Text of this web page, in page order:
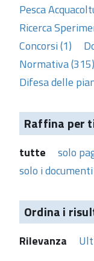
Pesca
Ricerca
Concorsi (1)
Normativa (315)
Difesa delle
Raffina per
tutte
solo
solo i
Ordina i
Rilevanza